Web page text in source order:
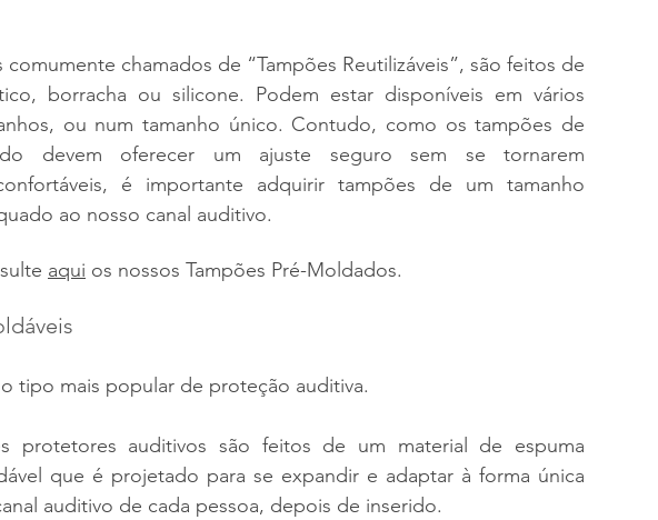
comumente chamados de “Tampões Reutilizáveis”, são feitos de
borracha ou silicone. Podem estar disponíveis em vários
ou num tamanho único. Contudo, como os tampões de
devem oferecer um ajuste seguro sem se tornarem
é importante adquirir tampões de um tamanho
ao nosso canal auditivo.
aqui os nossos Tampões Pré-Moldados.
tipo mais popular de proteção auditiva.
protetores auditivos são feitos de um material de espuma
que é projetado para se expandir e adaptar à forma única
auditivo de cada pessoa, depois de inserido.